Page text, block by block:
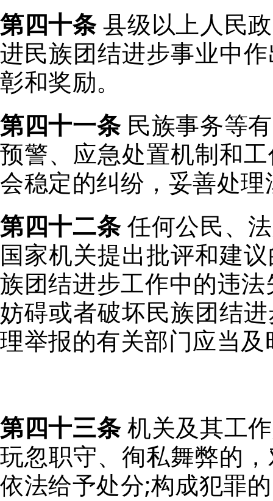
第四十条县级以上人民
进民族团结进步事业中
彰和奖励。
第四十一条民族事务等
预警、应急处置机制和
会稳定的纠纷，妥善处
第四十二条任何公民、
国家机关提出批评和建
族团结进步工作中的违
妨碍或者破坏民族团结
理举报的有关部门应当
第四十三条机关及其工
玩忽职守、徇私舞弊的
依法给予处分;构成犯罪